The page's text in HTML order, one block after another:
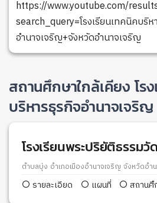
https://www.youtube.com/
search_query=โรงเรียนเทคนิคบริห
อำนาจเจริญ+จังหวัดอำนาจเจริญ
สถานศึกษาใกล้เคียง โร
บริหารธุรกิจอำนาจเจริญ
โรงเรียนพระปริยัติธรรม
ตำบลบุ่ง อำเภอเมืองอำนาจเจริญ จังหวัดอำ
รายละเอียด แผนที่ สถานศึ